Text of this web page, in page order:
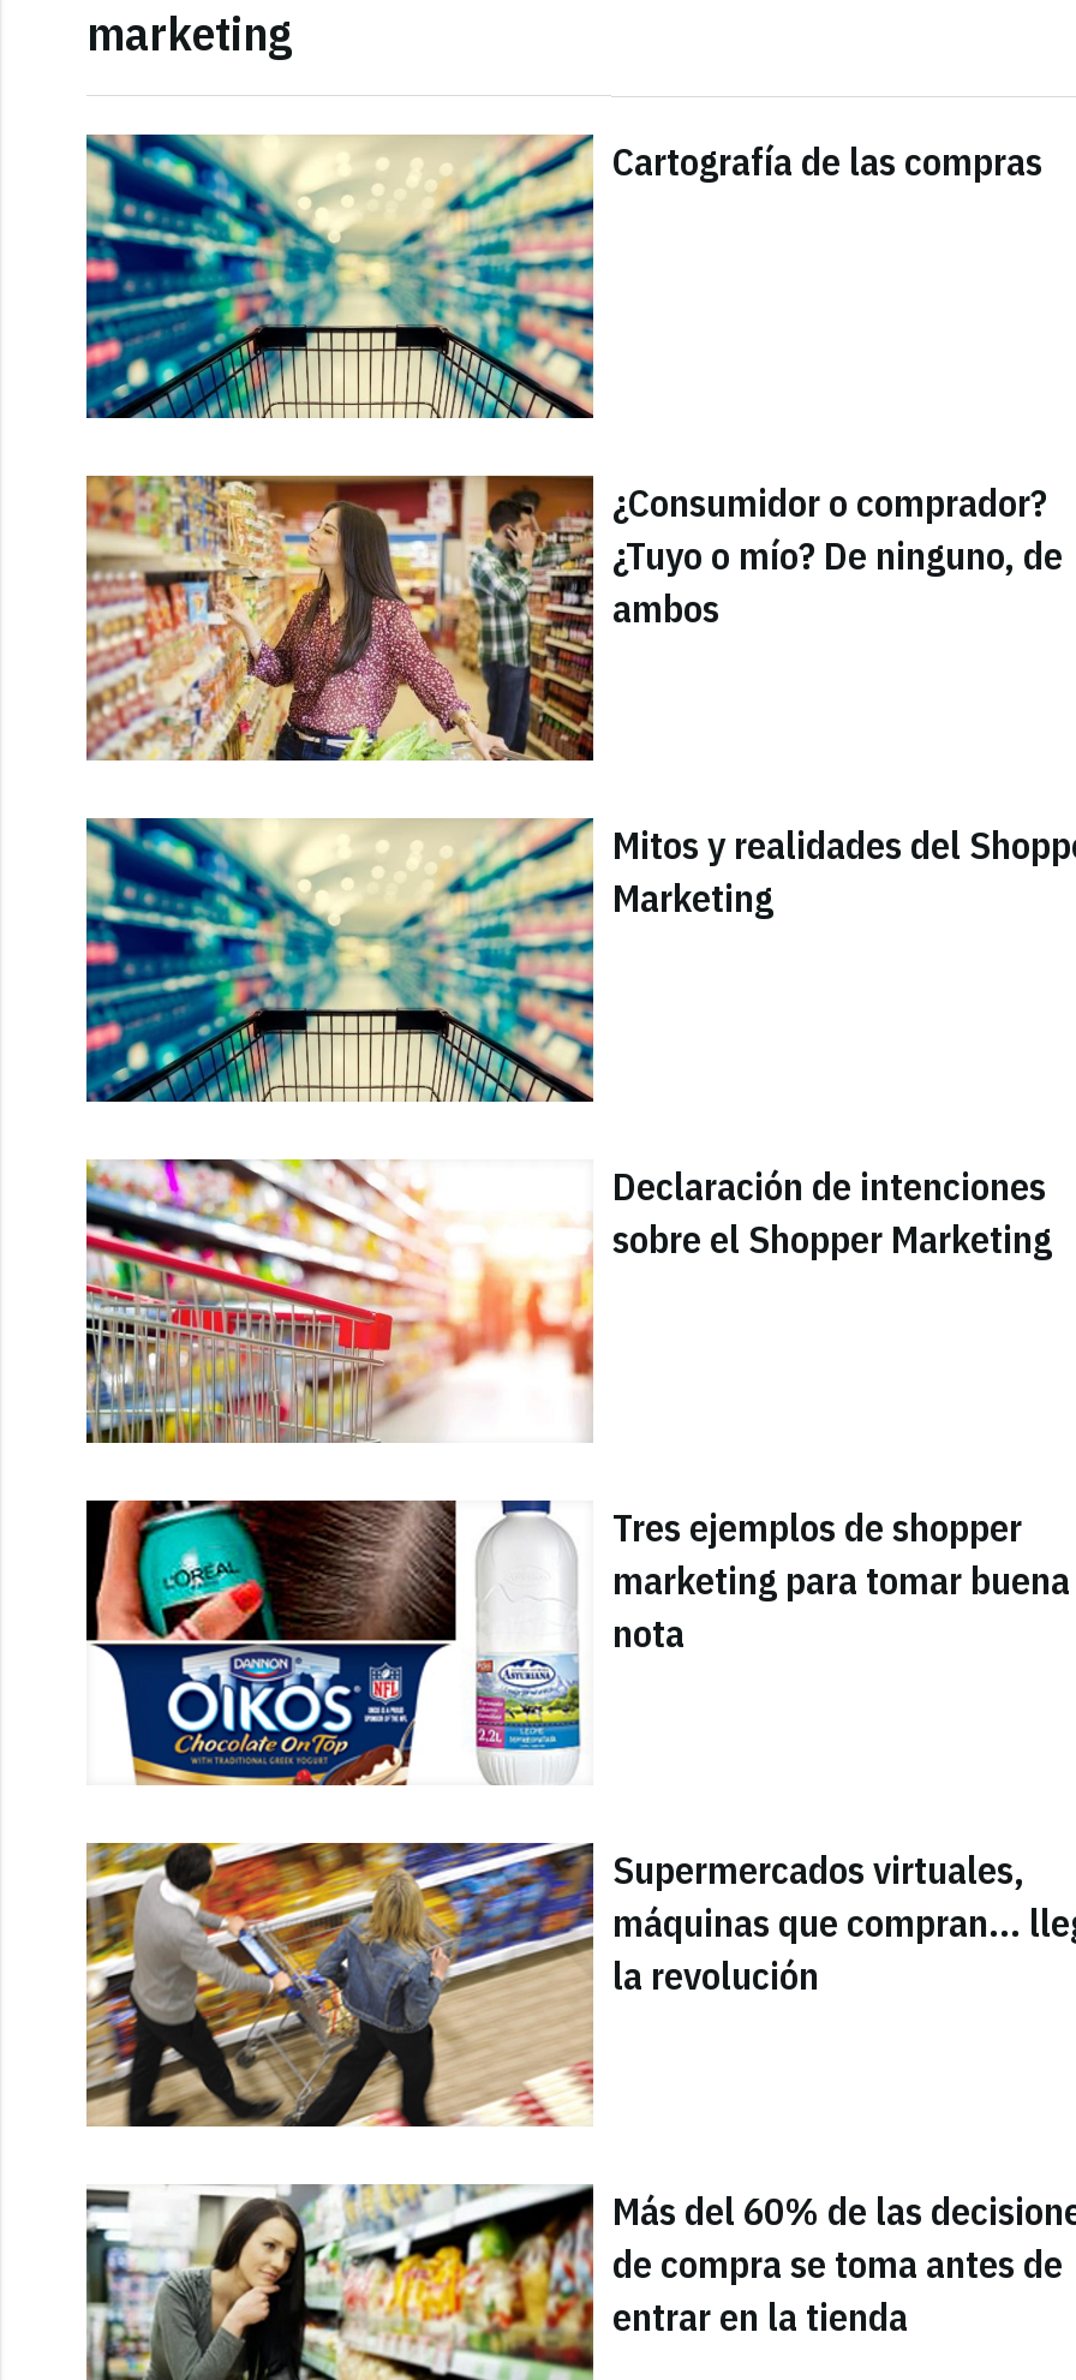
marketing
Cartografía de las compras
¿Consumidor o comprador?
¿Tuyo o mío? De ninguno, de
ambos
Mitos y realidades del
Marketing
Declaración de intenciones
sobre el Shopper Marketing
Tres ejemplos de shopper
marketing para tomar buena
nota
Supermercados virtuales,
máquinas que compran...
la revolución
Más del 60% de las
de compra se toma antes de
entrar en la tienda